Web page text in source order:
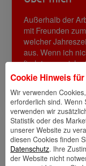
Außerhalb der
mit Freunden
welcher
aus. Wenn ich
findet man mich
Mann und ich
so erkunden wir
nicht nur an
Links
Cookie Hinweis für
Wir verwenden
erforderlich sind. Wenn
verwenden wir
Statistik oder des
unserer Website zu
diesen Cookies finden
Datenschutz. Ihre
der Website nicht